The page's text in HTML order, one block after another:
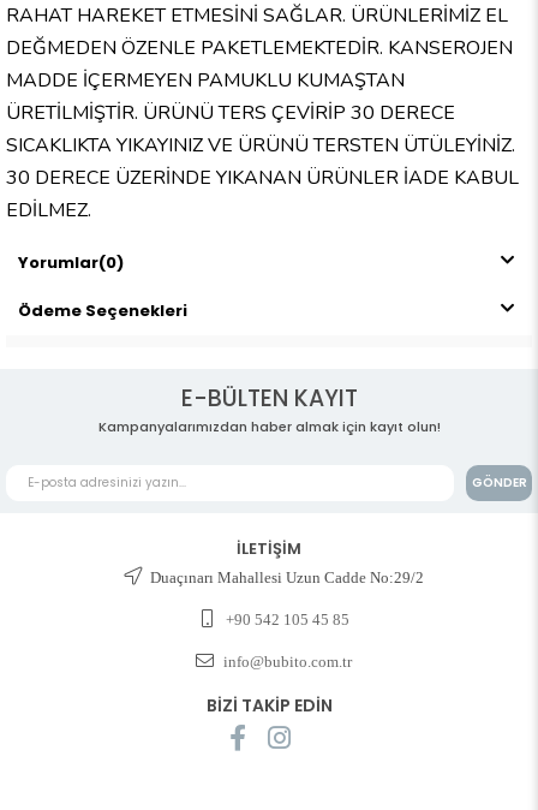
RAHAT HAREKET ETMESİNİ SAĞLAR. ÜRÜNLERİMİZ EL
DEĞMEDEN ÖZENLE PAKETLEMEKTEDİR. KANSEROJEN
MADDE İÇERMEYEN PAMUKLU KUMAŞTAN
ÜRETİLMİŞTİR. ÜRÜNÜ TERS ÇEVİRİP 30 DERECE
SICAKLIKTA YIKAYINIZ VE ÜRÜNÜ TERSTEN ÜTÜLEYİNİZ.
30 DERECE ÜZERİNDE YIKANAN ÜRÜNLER İADE KABUL
EDİLMEZ.
Yorumlar(0)
Ödeme Seçenekleri
E-BÜLTEN KAYIT
Kampanyalarımızdan haber almak için kayıt olun!
GÖNDER
İLETİŞİM
Duaçınarı Mahallesi Uzun Cadde No:29/2
+90 542 105 45 85
info@bubito.com.tr
BİZİ TAKİP EDİN